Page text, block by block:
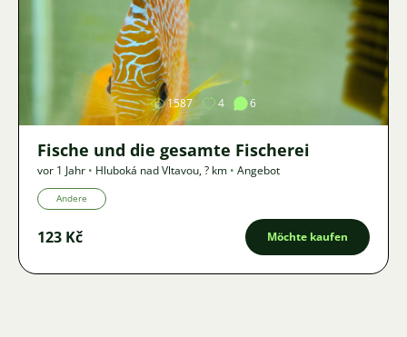
1587 4 6
Fische und die gesamte Fischerei
vor 1 Jahr • Hluboká nad Vltavou,? km • Angebot
Andere
123 Kč Möchte kaufen